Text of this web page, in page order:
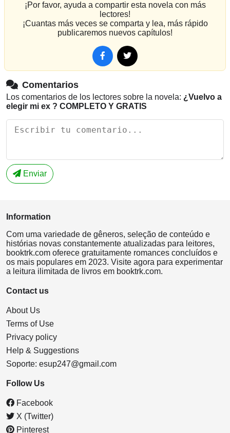
¡Por favor, ayuda a compartir esta novela con más
lectores!
¡Cuantas más veces se comparta y lea, más rápido
publicaremos nuevos capítulos!
Comentarios
Los comentarios de los lectores sobre la novela: ¿Vuelvo a
elegir mi ex ? COMPLETO Y GRATIS
Enviar
Information
Com uma variedade de gêneros, seleção de conteúdo e
histórias novas constantemente atualizadas para leitores,
booktrk.com oferece gratuitamente romances concluídos e
os mais populares em 2023. Visite agora para experimentar
a leitura ilimitada de livros em booktrk.com.
Contact us
About Us
Terms of Use
Privacy policy
Help & Suggestions
Soporte: esup247@gmail.com
Follow Us
Facebook
X (Twitter)
Pinterest